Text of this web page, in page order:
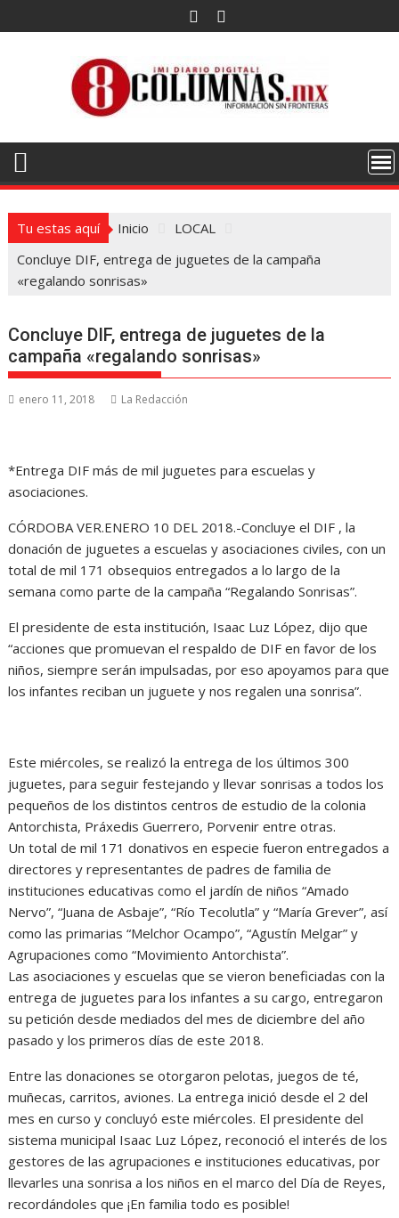
al
Tu estas aquí Inicio
LOCAL
Concluye DIF, entrega de juguetes de la campaña
«regalando sonrisas»
Concluye DIF, entrega de juguetes de la
campaña «regalando sonrisas»
enero 11, 2018 La Redacción
*Entrega DIF más de mil juguetes para escuelas y
asociaciones.
CÓRDOBA VER.ENERO 10 DEL 2018.-Concluye el DIF , la
donación de juguetes a escuelas y asociaciones civiles, con un
total de mil 171 obsequios entregados a lo largo de la
semana como parte de la campaña “Regalando Sonrisas”.
El presidente de esta institución, Isaac Luz López, dijo que
“acciones que promuevan el respaldo de DIF en favor de los
niños, siempre serán impulsadas, por eso apoyamos para que
los infantes reciban un juguete y nos regalen una sonrisa”.
Este miércoles, se realizó la entrega de los últimos 300
juguetes, para seguir festejando y llevar sonrisas a todos los
pequeños de los distintos centros de estudio de la colonia
Antorchista, Práxedis Guerrero, Porvenir entre otras.
Un total de mil 171 donativos en especie fueron entregados a
directores y representantes de padres de familia de
instituciones educativas como el jardín de niños “Amado
Nervo”, “Juana de Asbaje”, “Río Tecolutla” y “María Grever”, así
como las primarias “Melchor Ocampo”, “Agustín Melgar” y
Agrupaciones como “Movimiento Antorchista”.
Las asociaciones y escuelas que se vieron beneficiadas con la
entrega de juguetes para los infantes a su cargo, entregaron
su petición desde mediados del mes de diciembre del año
pasado y los primeros días de este 2018.
Entre las donaciones se otorgaron pelotas, juegos de té,
muñecas, carritos, aviones. La entrega inició desde el 2 del
mes en curso y concluyó este miércoles. El presidente del
sistema municipal Isaac Luz López, reconoció el interés de los
gestores de las agrupaciones e instituciones educativas, por
llevarles una sonrisa a los niños en el marco del Día de Reyes,
recordándoles que ¡En familia todo es posible!